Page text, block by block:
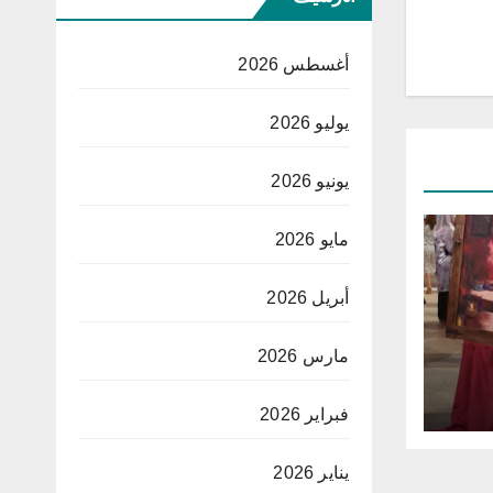
أغسطس 2026
يوليو 2026
يونيو 2026
مايو 2026
أبريل 2026
مارس 2026
فبراير 2026
يناير 2026